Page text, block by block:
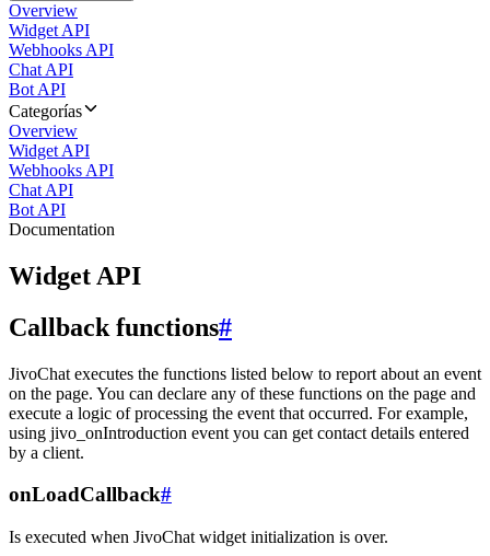
Overview
Widget API
Webhooks API
Chat API
Bot API
Categorías
Overview
Widget API
Webhooks API
Chat API
Bot API
Documentation
Widget API
Callback functions#
JivoChat executes the functions listed below to report about an event
on the page. You can declare any of these functions on the page and
execute a logic of processing the event that occurred. For example,
using jivo_onIntroduction event you can get contact details entered
by a client.
onLoadCallback#
Is executed when JivoChat widget initialization is over.